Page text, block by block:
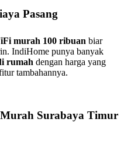
Pasang
murah 100 ribuan biar
IndiHome punya banyak
rumah dengan harga yang
tambahannya.
Surabaya Timur